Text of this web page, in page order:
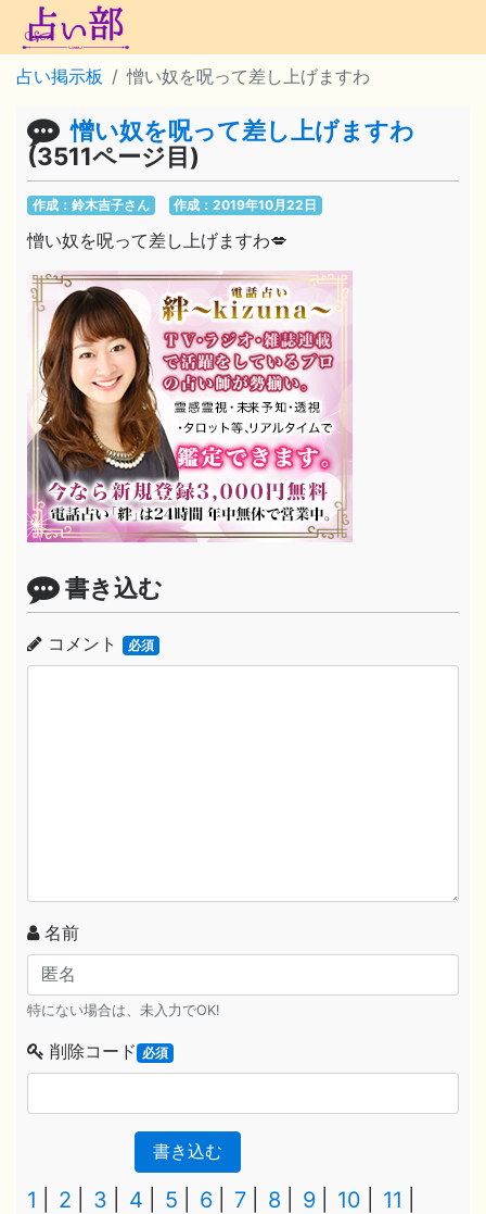
占い掲示板 憎い奴を呪って差し上げますわ
憎い奴を呪って差し上げますわ
(3511ページ目)
作成：鈴木吉子さん 作成：2019年10月22日
憎い奴を呪って差し上げますわ💋
書き込む
コメント 必須
名前
特にない場合は、未入力でOK!
削除コード 必須
書き込む
1 2 3 4 5 6 7 8 9 10
11